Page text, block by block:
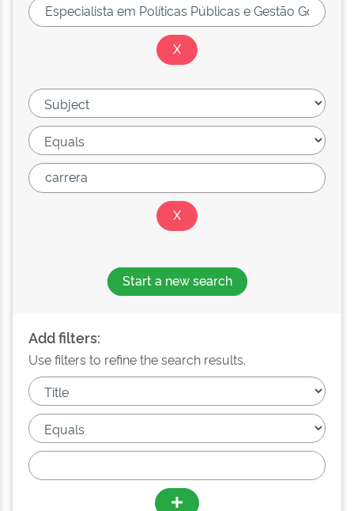
Start a new search
Add filters:
Use filters to refine the search results.